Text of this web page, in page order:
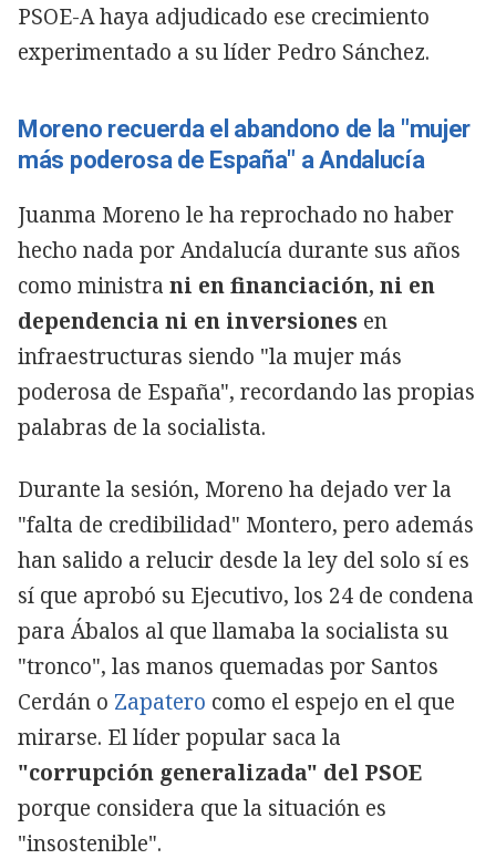
PSOE-A haya adjudicado ese crecimiento
experimentado a su líder Pedro Sánchez.
Moreno recuerda el abandono de la "mujer
más poderosa de España" a Andalucía
Juanma Moreno le ha reprochado no haber
hecho nada por Andalucía durante sus años
como ministra ni en financiación, ni en
dependencia ni en inversiones en
infraestructuras siendo "la mujer más
poderosa de España", recordando las propias
palabras de la socialista.
Durante la sesión, Moreno ha dejado ver la
"falta de credibilidad" Montero, pero además
han salido a relucir desde la ley del solo sí es
sí que aprobó su Ejecutivo, los 24 de condena
para Ábalos al que llamaba la socialista su
"tronco", las manos quemadas por Santos
Cerdán o Zapatero como el espejo en el que
mirarse. El líder popular saca la
"corrupción generalizada" del PSOE
porque considera que la situación es
"insostenible".